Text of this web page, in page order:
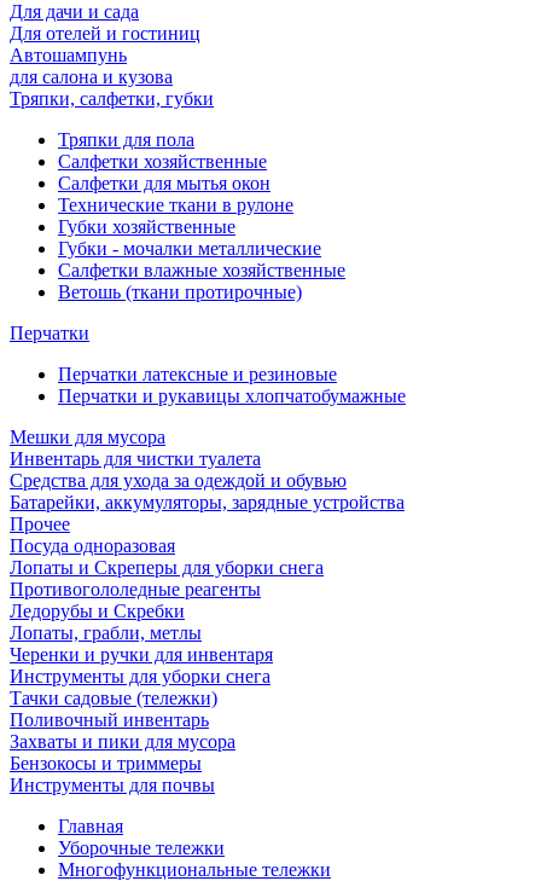
Для дачи и сада
Для отелей и гостиниц
Автошампунь
для салона и кузова
Тряпки, салфетки, губки
Тряпки для пола
Салфетки хозяйственные
Салфетки для мытья окон
Технические ткани в рулоне
Губки хозяйственные
Губки - мочалки металлические
Салфетки влажные хозяйственные
Ветошь (ткани протирочные)
Перчатки
Перчатки латексные и резиновые
Перчатки и рукавицы хлопчатобумажные
Мешки для мусора
Инвентарь для чистки туалета
Средства для ухода за одеждой и обувью
Батарейки, аккумуляторы, зарядные устройства
Прочее
Посуда одноразовая
Лопаты и Скреперы для уборки снега
Противогололедные реагенты
Ледорубы и Скребки
Лопаты, грабли, метлы
Черенки и ручки для инвентаря
Инструменты для уборки снега
Тачки садовые (тележки)
Поливочный инвентарь
Захваты и пики для мусора
Бензокосы и триммеры
Инструменты для почвы
Главная
Уборочные тележки
Многофункциональные тележки